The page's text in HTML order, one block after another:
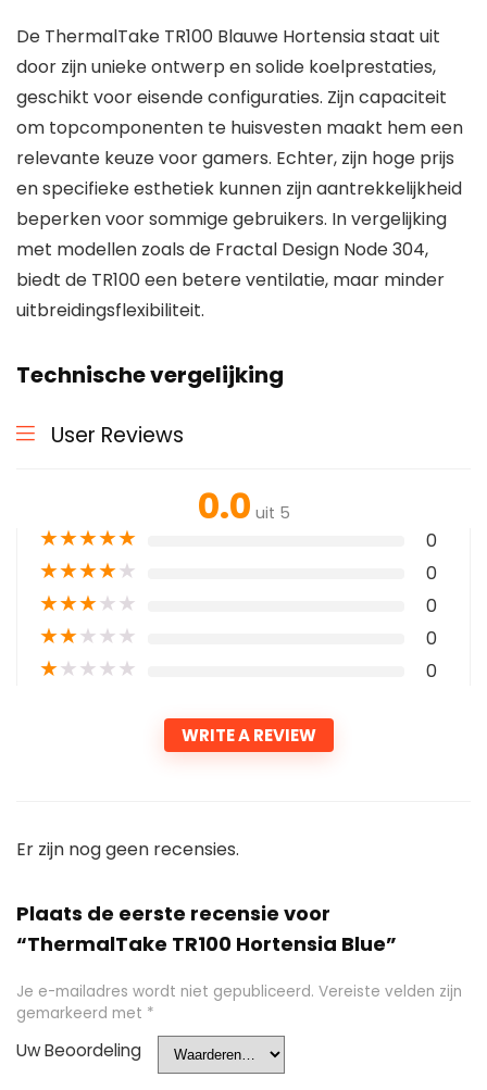
De ThermalTake TR100 Blauwe Hortensia staat uit
door zijn unieke ontwerp en solide koelprestaties,
geschikt voor eisende configuraties. Zijn capaciteit
om topcomponenten te huisvesten maakt hem een
relevante keuze voor gamers. Echter, zijn hoge prijs
en specifieke esthetiek kunnen zijn aantrekkelijkheid
beperken voor sommige gebruikers. In vergelijking
met modellen zoals de Fractal Design Node 304,
biedt de TR100 een betere ventilatie, maar minder
uitbreidingsflexibiliteit.
Technische vergelijking
User Reviews
0.0 uit 5
★★★★★ 0
★★★★★ 0
★★★★★ 0
★★★★★ 0
★★★★★ 0
WRITE A REVIEW
Er zijn nog geen recensies.
Plaats de eerste recensie voor
“ThermalTake TR100 Hortensia Blue”
Je e-mailadres wordt niet gepubliceerd. Vereiste velden zijn
gemarkeerd met *
Uw Beoordeling